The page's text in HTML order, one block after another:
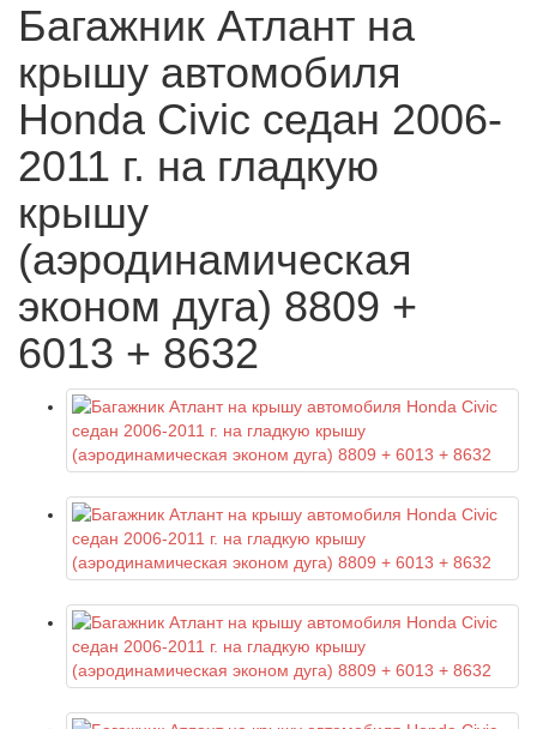
Багажник Атлант на
крышу автомобиля
Honda Civic седан 2006-
2011 г. на гладкую
крышу
(аэродинамическая
эконом дуга) 8809 +
6013 + 8632